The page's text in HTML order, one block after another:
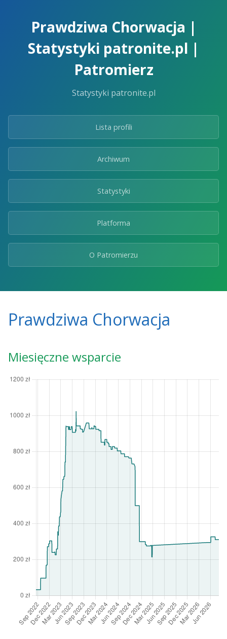
Prawdziwa Chorwacja |
Statystyki patronite.pl |
Patromierz
Statystyki patronite.pl
Lista profili
Archiwum
Statystyki
Platforma
O Patromierzu
Prawdziwa Chorwacja
Miesięczne wsparcie